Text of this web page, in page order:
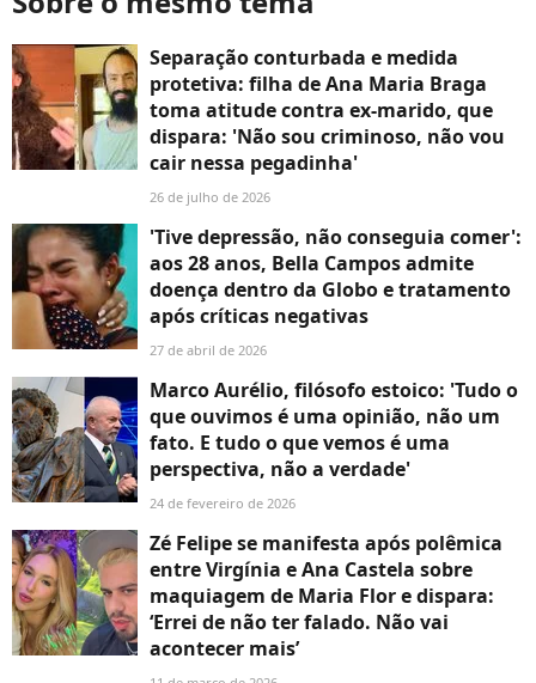
Separação conturbada e medida
protetiva: filha de Ana Maria Braga
toma atitude contra ex-marido, que
dispara: 'Não sou criminoso, não vou
cair nessa pegadinha'
26 de julho de 2026
'Tive depressão, não conseguia comer':
aos 28 anos, Bella Campos admite
doença dentro da Globo e tratamento
após críticas negativas
27 de abril de 2026
Marco Aurélio, filósofo estoico: 'Tudo o
que ouvimos é uma opinião, não um
fato. E tudo o que vemos é uma
perspectiva, não a verdade'
24 de fevereiro de 2026
Zé Felipe se manifesta após polêmica
entre Virgínia e Ana Castela sobre
maquiagem de Maria Flor e dispara:
‘Errei de não ter falado. Não vai
acontecer mais’